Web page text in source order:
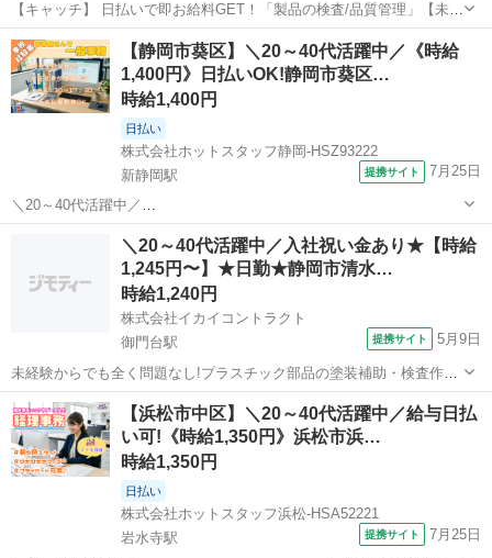
【キャッチ】 日払いで即お給料GET！「製品の検査/品質管理」【未経
験スタートOK！】女性活躍中の職場！残業ほぼナシ！ヘアスタイル自
由☆高時給1230円！ 【コメント】 弊社なら事前の職場見学が多数！
お仕事安心スタート★★...
静岡 富士宮市 一般事務
【静岡市葵区】＼20～40代活躍中／《時給
1,400円》日払いOK!静岡市葵区…
時給1,400円
日払い
株式会社ホットスタッフ静岡-HSZ93222
新静岡駅
提携サイト 7月25日
＼20～40代活躍中／
・・・・・・・・・・・・・・・・・・・・・・・・・・・・・・・
・・・・・・・ 【担当していただくお仕事はこちら♪】 茶葉のティー
バッグ加工や、 ブレンドティーの製造を行う会社で、 一般事務を大募
集...
新静岡駅 一般事務
＼20～40代活躍中／入社祝い金あり★【時給
1,245円〜】★日勤★静岡市清水…
時給1,240円
株式会社イカイコントラクト
御門台駅
提携サイト 5月9日
未経験からでも全く問題なし!プラスチック部品の塗装補助・検査作業
静岡清水区の車のフォグランプを製造している工場でのお仕事です。
フォグランプに使用するプラスチック部品の塗装補助作業をお任せし
ます。 塗装は機械で自動で行う...
静岡 御門台駅 その他
【浜松市中区】＼20～40代活躍中／給与日払
い可!《時給1,350円》浜松市浜…
時給1,350円
日払い
株式会社ホットスタッフ浜松-HSA52221
岩水寺駅
提携サイト 7月25日